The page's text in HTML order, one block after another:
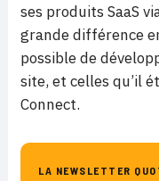
ses produits SaaS
grande différence
possible de
site, et celles qu’il
Connect.
LA NEWSLETTER